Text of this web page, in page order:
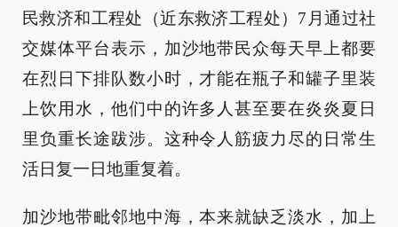
民救济和工程处（近东救济工程处）7月通过社
交媒体平台表示，加沙地带民众每天早上都要
在烈日下排队数小时，才能在瓶子和罐子里装
上饮用水，他们中的许多人甚至要在炎炎夏日
里负重长途跋涉。这种令人筋疲力尽的日常生
活日复一日地重复着。
加沙地带毗邻地中海，本来就缺乏淡水，加上